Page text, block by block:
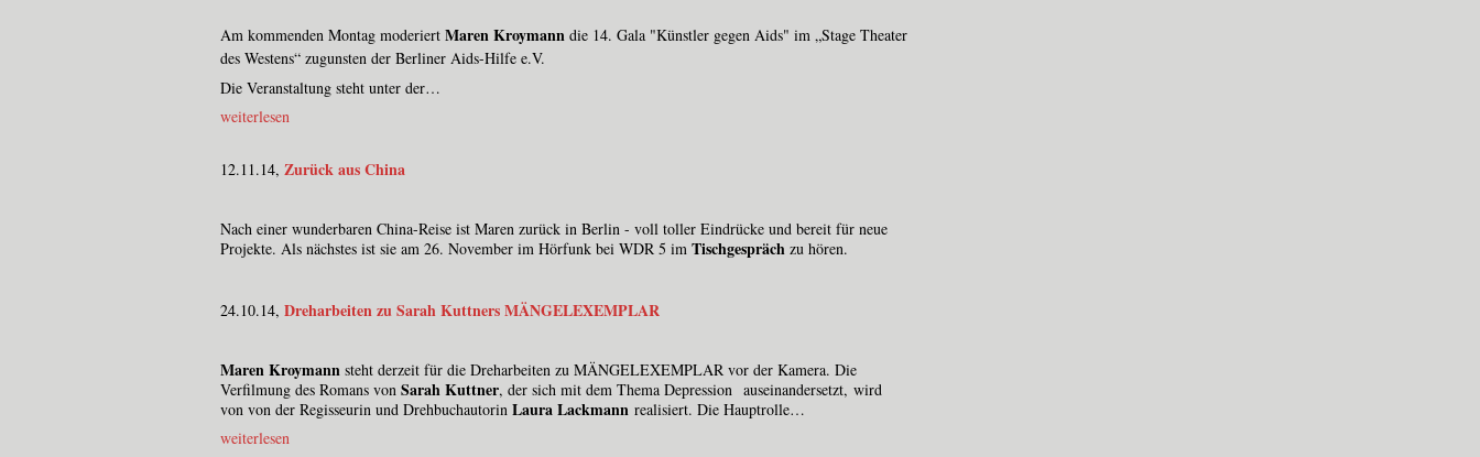
Am kommenden Montag moderiert Maren Kroymann die 14. Gala "Künstler gegen Aids" im „Stage Theater
des Westens“ zugunsten der Berliner Aids-Hilfe e.V.
Die Veranstaltung steht unter der…
weiterlesen
12.11.14, Zurück aus China
Nach einer wunderbaren China-Reise ist Maren zurück in Berlin - voll toller Eindrücke und bereit für neue
Projekte. Als nächstes ist sie am 26. November im Hörfunk bei WDR 5 im Tischgespräch zu hören.
24.10.14, Dreharbeiten zu Sarah Kuttners MÄNGELEXEMPLAR
Maren Kroymann steht derzeit für die Dreharbeiten zu MÄNGELEXEMPLAR vor der Kamera. Die
Verfilmung des Romans von Sarah Kuttner, der sich mit dem Thema Depression auseinandersetzt, wird
von von der Regisseurin und Drehbuchautorin Laura Lackmann realisiert. Die Hauptrolle…
weiterlesen